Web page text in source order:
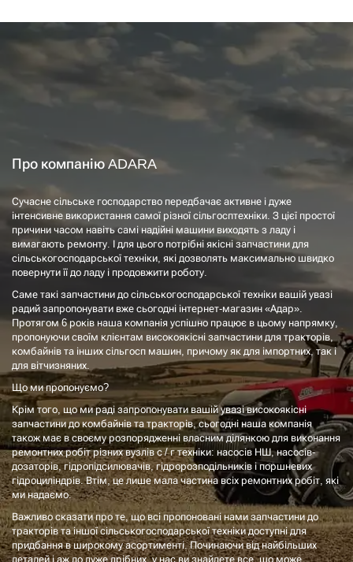
Про компанію ADARA
Сучасне сільське господарство передбачає активне і дуже
інтенсивне використання самої різної сільгосптехніки. З цієї простої
причини часом навіть самі надійні машини виходять з ладу і
вимагають ремонту. І для цього потрібні якісні запчастини для
сільськогосподарської техніки, які дозволять максимально швидко
повернути її до ладу і продовжити роботу.
Саме такі запчастини до сільськогосподарської техніки вашій увазі
радий запропонувати вже сьогодні інтернет-магазин «Адар».
Протягом 6 років наша компанія успішно працює в цьому напрямку,
пропонуючи своїм клієнтам високоякісні запчастини для тракторів,
комбайнів та інших сільгосп машин, причому як для імпортних, так і
для вітчизняних.
Що ми пропонуємо?
Крім того, що ми раді запропонувати вашій увазі високоякісні
запчастини до комбайнів та тракторів, сьогодні наша компанія
також має в своєму розпорядженні власним ділянкою для виконання
ремонтних робіт різних вузлів с / г техніки: насосів НШ, насосів-
дозаторів, гідропідсилювачів, гідророзподільників і поршневих
гідроциліндрів. Втім, це лише мала частина всіх ремонтних робіт, які
ми надаємо.
Важливо сказати про те, що всі пропоновані нами запчастини до
тракторів та іншої сільськогосподарської техніки доступні для
придбання в широкому асортименті. Починаючи від найбільших
деталей і аж до дуже дрібних, у нас ви знайдете все, що може